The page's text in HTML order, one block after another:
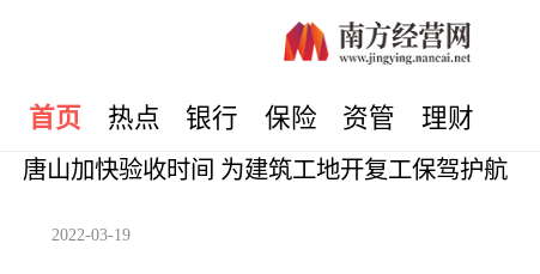
首页 热点 银行 保险 资管 理财
唐山加快验收时间 为建筑工地开复工保驾护航
2022-03-19